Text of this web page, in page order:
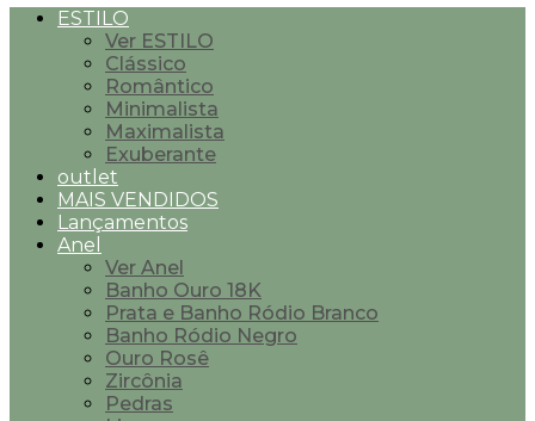
ESTILO
Ver ESTILO
Clássico
Romântico
Minimalista
Maximalista
Exuberante
outlet
MAIS VENDIDOS
Lançamentos
Anel
Ver Anel
Banho Ouro 18K
Prata e Banho Ródio Branco
Banho Ródio Negro
Ouro Rosê
Zircônia
Pedras